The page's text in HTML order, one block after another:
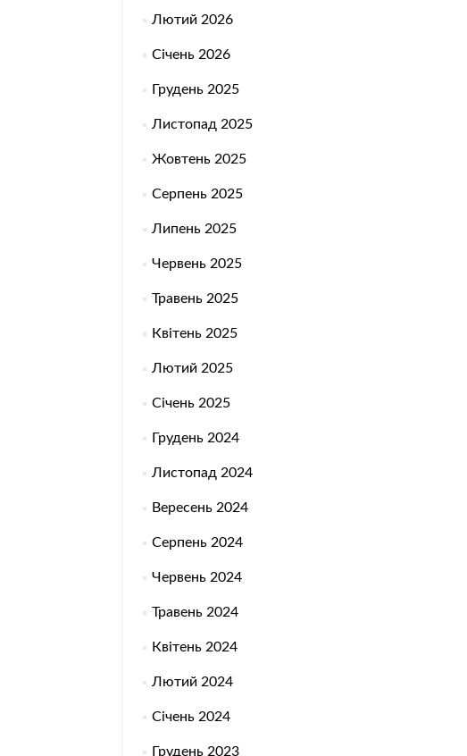
Лютий 2026
Січень 2026
Грудень 2025
Листопад 2025
Жовтень 2025
Серпень 2025
Липень 2025
Червень 2025
Травень 2025
Квітень 2025
Лютий 2025
Січень 2025
Грудень 2024
Листопад 2024
Вересень 2024
Серпень 2024
Червень 2024
Травень 2024
Квітень 2024
Лютий 2024
Січень 2024
Грудень 2023